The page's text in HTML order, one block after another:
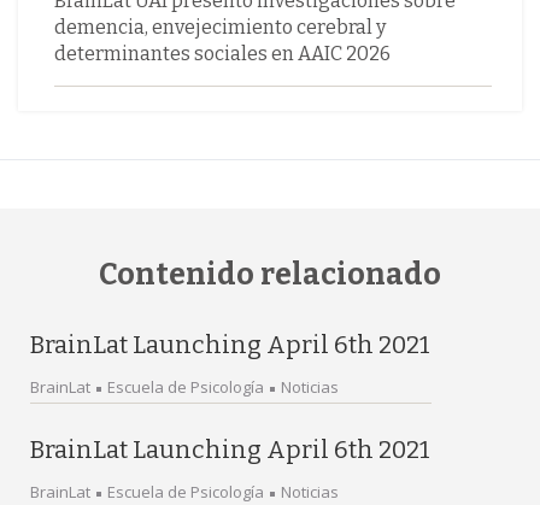
demencia, envejecimiento cerebral y
determinantes sociales en AAIC 2026
Contenido relacionado
BrainLat Launching April 6th 2021
BrainLat Escuela de Psicología Noticias
BrainLat Launching April 6th 2021
BrainLat Escuela de Psicología Noticias